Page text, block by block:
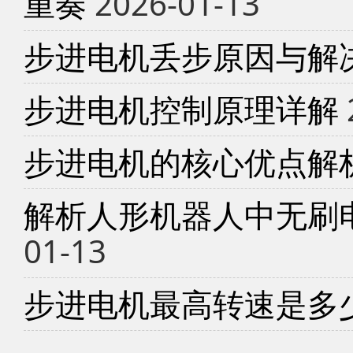
步进电机丢步原因与解
步进电机控制原理详解
步进电机的核心优点解
解析人形机器人中无
01-13
步进电机最高转速是多